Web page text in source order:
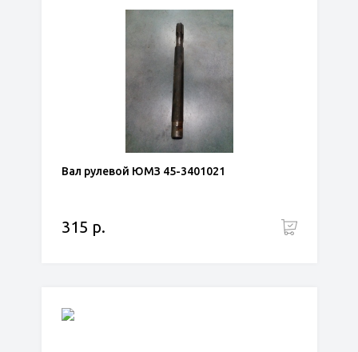
Вал рулевой ЮМЗ 45-3401021
315 р.